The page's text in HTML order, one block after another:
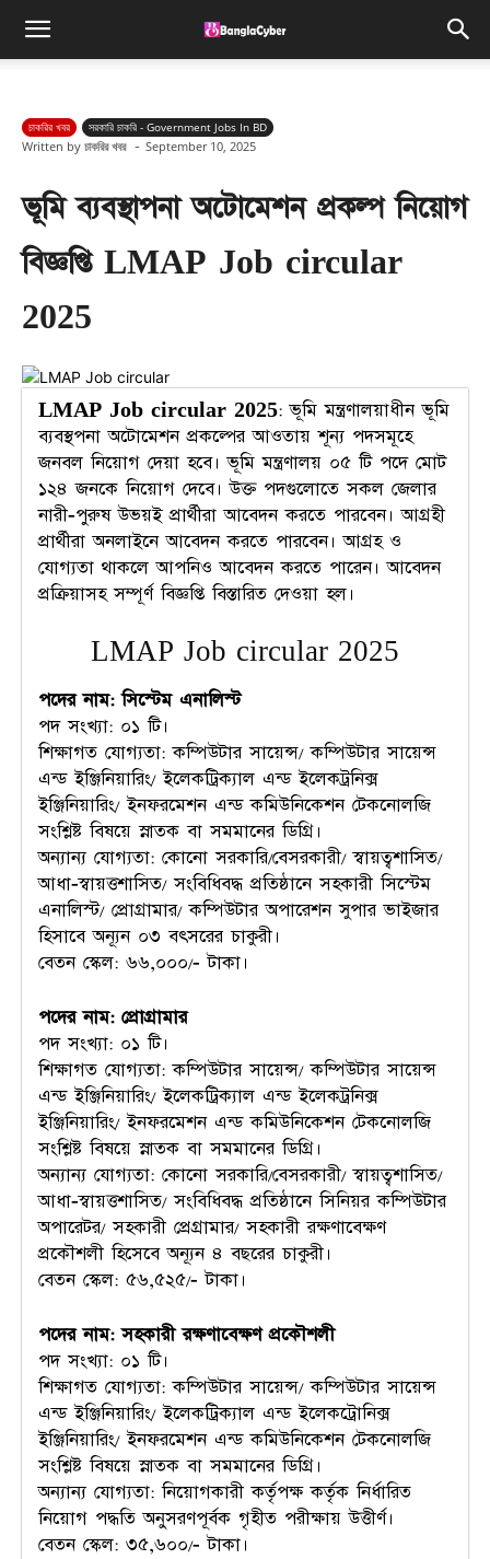
চাকরির খবর সরকারি চাকরি - Government Jobs In BD
Written by চাকরির খবর - September 10, 2025
ভূমি ব্যবস্থাপনা অটোমেশন প্রকল্প নিয়োগ
বিজ্ঞপ্তি LMAP Job circular
2025
LMAP Job circular 2025: ভূমি মন্ত্রণালয়াধীন ভূমি
ব্যবস্থপনা অটোমেশন প্রকল্পের আওতায় শূন্য পদসমূহে
জনবল নিয়োগ দেয়া হবে। ভূমি মন্ত্রণালয় ০৫ টি পদে মোট
১২৪ জনকে নিয়োগ দেবে। উক্ত পদগুলোতে সকল জেলার
নারী-পুরুষ উভয়ই প্রার্থীরা আবেদন করতে পারবেন। আগ্রহী
প্রার্থীরা অনলাইনে আবেদন করতে পারবেন। আগ্রহ ও
যোগ্যতা থাকলে আপনিও আবেদন করতে পারেন। আবেদন
প্রক্রিয়াসহ সম্পূর্ণ বিজ্ঞপ্তি বিস্তারিত দেওয়া হল।
LMAP Job circular 2025
পদের নাম: সিস্টেম এনালিস্ট
পদ সংখ্যা: ০১ টি।
শিক্ষাগত যোগ্যতা: কম্পিউটার সায়েন্স/ কম্পিউটার সায়েন্স
এন্ড ইঞ্জিনিয়ারিং/ ইলেকট্রিক্যাল এন্ড ইলেকট্রনিক্স
ইঞ্জিনিয়ারিং/ ইনফরমেশন এন্ড কমিউনিকেশন টেকনোলজি
সংশ্লিষ্ট বিষয়ে স্নাতক বা সমমানের ডিগ্রি।
অন্যান্য যোগ্যতা: কোনো সরকারি/বেসরকারী/ স্বায়ত্বশাসিত/
আধা-স্বায়ত্তশাসিত/ সংবিধিবদ্ধ প্রতিষ্ঠানে সহকারী সিস্টেম
এনালিস্ট/ প্রোগ্রামার/ কম্পিউটার অপারেশন সুপার ভাইজার
হিসাবে অন্যূন ০৩ বৎসরের চাকুরী।
বেতন স্কেল: ৬৬,০০০/- টাকা।
পদের নাম: প্রোগ্রামার
পদ সংখ্যা: ০১ টি।
শিক্ষাগত যোগ্যতা: কম্পিউটার সায়েন্স/ কম্পিউটার সায়েন্স
এন্ড ইঞ্জিনিয়ারিং/ ইলেকট্রিক্যাল এন্ড ইলেকট্রনিক্স
ইঞ্জিনিয়ারিং/ ইনফরমেশন এন্ড কমিউনিকেশন টেকনোলজি
সংশ্লিষ্ট বিষয়ে স্নাতক বা সমমানের ডিগ্রি।
অন্যান্য যোগ্যতা: কোনো সরকারি/বেসরকারী/ স্বায়ত্বশাসিত/
আধা-স্বায়ত্তশাসিত/ সংবিধিবদ্ধ প্রতিষ্ঠানে সিনিয়র কম্পিউটার
অপারেটর/ সহকারী প্রেগ্রামার/ সহকারী রক্ষণাবেক্ষণ
প্রকৌশলী হিসেবে অন্যূন ৪ বছরের চাকুরী।
বেতন স্কেল: ৫৬,৫২৫/- টাকা।
পদের নাম: সহকারী রক্ষণাবেক্ষণ প্রকৌশলী
পদ সংখ্যা: ০১ টি।
শিক্ষাগত যোগ্যতা: কম্পিউটার সায়েন্স/ কম্পিউটার সায়েন্স
এন্ড ইঞ্জিনিয়ারিং/ ইলেকট্রিক্যাল এন্ড ইলেকট্রোনিক্স
ইঞ্জিনিয়ারিং/ ইনফরমেশন এন্ড কমিউনিকেশন টেকনোলজি
সংশ্লিষ্ট বিষয়ে স্নাতক বা সমমানের ডিগ্রি।
অন্যান্য যোগ্যতা: নিয়োগকারী কর্তৃপক্ষ কর্তৃক নির্ধারিত
নিয়োগ পদ্ধতি অনুসরণপূর্বক গৃহীত পরীক্ষায় উত্তীর্ণ।
বেতন স্কেল: ৩৫,৬০০/- টাকা।